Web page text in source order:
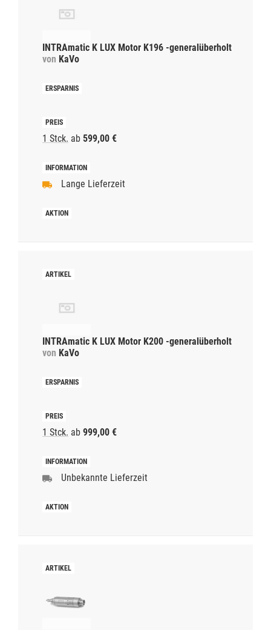
INTRAmatic K LUX Motor K196 -generalüberholt
von KaVo
1 Stck. ab 599,00 €
Lange Lieferzeit
INTRAmatic K LUX Motor K200 -generalüberholt
von KaVo
1 Stck. ab 999,00 €
Unbekannte Lieferzeit